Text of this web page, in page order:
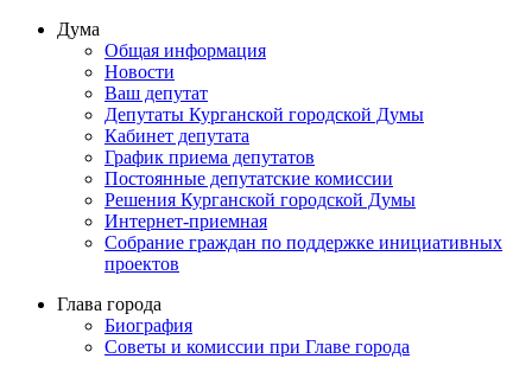
Дума
Общая информация
Новости
Ваш депутат
Депутаты Курганской городской Думы
Кабинет депутата
График приема депутатов
Постоянные депутатские комиссии
Решения Курганской городской Думы
Интернет-приемная
Собрание граждан по поддержке инициативных
проектов
Глава города
Биография
Советы и комиссии при Главе города